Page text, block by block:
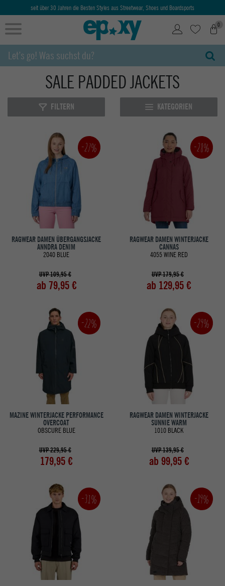
seit über 30 Jahren die Besten Styles aus Streetwear, Shoes und Boardsports
0
SALE PADDED JACKETS
FILTERN KATEGORIEN
-27%
RAGWEAR DAMEN ÜBERGANGSJACKE
ANNDRA DENIM
2040 BLUE
UVP 109,95 €
ab 79,95 €
-28%
RAGWEAR DAMEN WINTERJACKE
CANNAS
4055 WINE RED
UVP 179,95 €
ab 129,95 €
-22%
MAZINE WINTERJACKE PERFORMANCE
OVERCOAT
OBSCURE BLUE
UVP 229,95 €
179,95 €
-29%
RAGWEAR DAMEN WINTERJACKE
SUNNIE WARM
1010 BLACK
UVP 139,95 €
ab 99,95 €
-31% -19%